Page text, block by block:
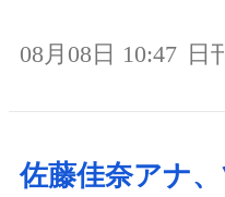
08月08日 10:47 日
佐藤佳奈アナ